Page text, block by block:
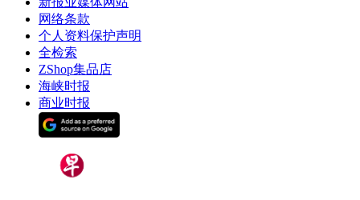
网络条款
个人资料保护声明
全检索
ZShop集品店
海峡时报
商业时报